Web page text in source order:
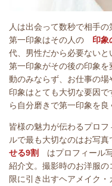
人は出会って数秒で相手
第一印象はその人の 印
代、男性だから必要ない
第一印象がその後の印象
動のみならず、お仕事の
印象はとても大切な要因
ら自分磨きで第一印象を良
皆様の魅力が伝わるプロ
ルで最も大切なのはお写
せる9割 はプロフィール
紹介文。撮影時のお洋服
限に引き出すヘアメイク